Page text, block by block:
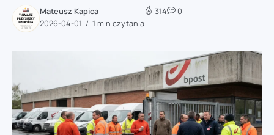
Mateusz Kapica
2026-04-01
1 min czytania
314 0